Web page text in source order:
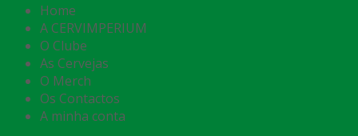
Home
A CERVIMPERIUM
O Clube
As Cervejas
O Merch
Os Contactos
A minha conta